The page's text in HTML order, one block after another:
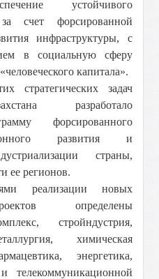
устойчивого
счет форсированной
инфраструктуры, с
в социальную сферу
капитала».
стратегических задач
разработало
форсированного
развития и
страны,
ее регионов.
реализации новых
определены
стройндустрия,
химическая
энергетика,
телекоммуникационной